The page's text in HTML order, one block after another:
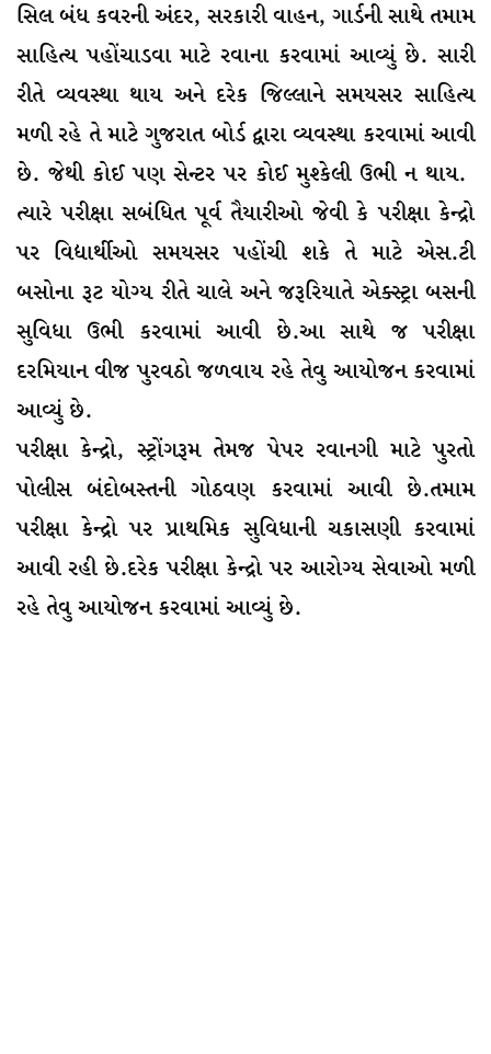
સિલ બંધ કવરની અંદર, સરકારી વાહન, ગાર્ડની સાથે તમામ
સાહિત્ય પહોંચાડવા માટે રવાના કરવામાં આવ્યું છે. સારી
રીતે વ્યવસ્થા થાય અને દરેક જિલ્લાને સમયસર સાહિત્ય
મળી રહે તે માટે ગુજરાત બોર્ડ દ્વારા વ્યવસ્થા કરવામાં આવી
છે. જેથી કોઈ પણ સેન્ટર પર કોઈ મુશ્કેલી ઉભી ન થાય.
ત્યારે પરીક્ષા સબંધિત પૂર્વ તૈયારીઓ જેવી કે પરીક્ષા કેન્દ્રો
પર વિદ્યાર્થીઓ સમયસર પહોંચી શકે તે માટે એસ.ટી
બસોના રૂટ યોગ્ય રીતે ચાલે અને જરૂરિયાતે એક્સ્ટ્રા બસની
સુવિધા ઉભી કરવામાં આવી છે.આ સાથે જ પરીક્ષા
દરમિયાન વીજ પુરવઠો જળવાય રહે તેવુ આયોજન કરવામાં
આવ્યું છે.
પરીક્ષા કેન્દ્રો, સ્ટ્રોંગરૂમ તેમજ પેપર રવાનગી માટે પુરતો
પોલીસ બંદોબસ્તની ગોઠવણ કરવામાં આવી છે.તમામ
પરીક્ષા કેન્દ્રો પર પ્રાથમિક સુવિધાની ચકાસણી કરવામાં
આવી રહી છે.દરેક પરીક્ષા કેન્દ્રો પર આરોગ્ય સેવાઓ મળી
રહે તેવુ આયોજન કરવામાં આવ્યું છે.